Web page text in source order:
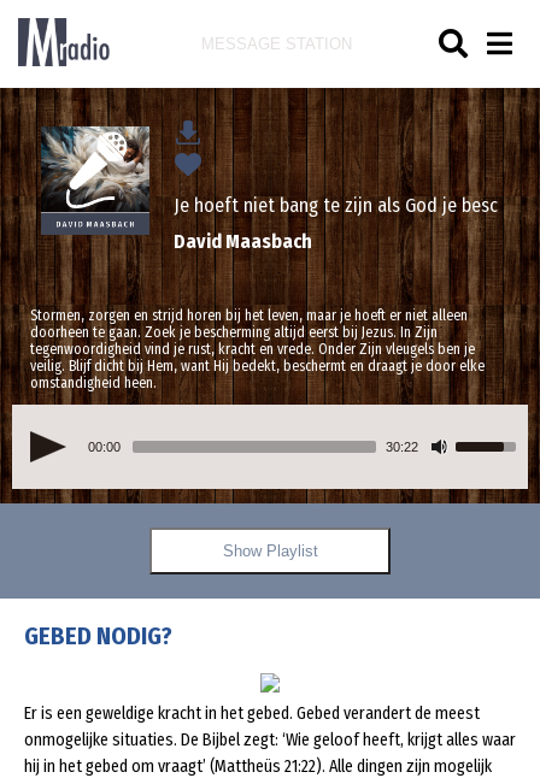
MESSAGE STATION
Je hoeft niet bang te zijn als God je
David Maasbach
Stormen, zorgen en strijd horen bij het leven, maar je hoeft er niet alleen
doorheen te gaan. Zoek je bescherming altijd eerst bij Jezus. In Zijn
tegenwoordigheid vind je rust, kracht en vrede. Onder Zijn vleugels ben je
veilig. Blijf dicht bij Hem, want Hij bedekt, beschermt en draagt je door elke
omstandigheid heen.
00:00 30:22
Show Playlist
GEBED NODIG?
Er is een geweldige kracht in het gebed. Gebed verandert de meest
onmogelijke situaties. De Bijbel zegt: ‘Wie geloof heeft, krijgt alles waar
hij in het gebed om vraagt’ (Mattheüs 21:22). Alle dingen zijn mogelijk